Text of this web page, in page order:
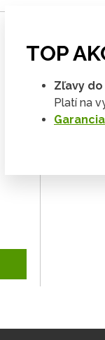
TOP
Zľavy do
Platí na
Garancia